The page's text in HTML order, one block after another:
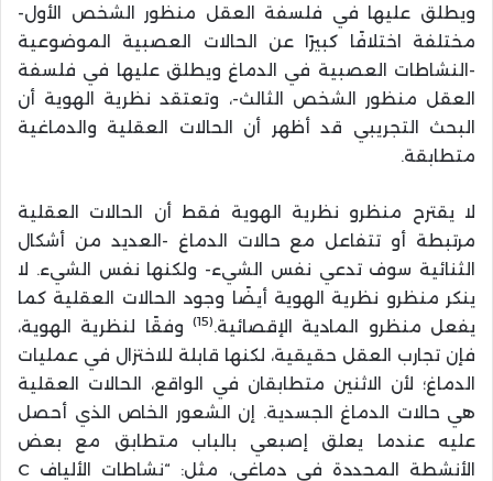
ويطلق عليها في فلسفة العقل منظور الشخص الأول-
مختلفة اختلافًا كبيرًا عن الحالات العصبية الموضوعية
-النشاطات العصبية في الدماغ ويطلق عليها في فلسفة
العقل منظور الشخص الثالث-، وتعتقد نظرية الهوية أن
البحث التجريبي قد أظهر أن الحالات العقلية والدماغية
متطابقة.
لا يقترح منظرو نظرية الهوية فقط أن الحالات العقلية
مرتبطة أو تتفاعل مع حالات الدماغ -العديد من أشكال
الثنائية سوف تدعي نفس الشيء- ولكنها نفس الشيء. لا
ينكر منظرو نظرية الهوية أيضًا وجود الحالات العقلية كما
يفعل منظرو المادية الإقصائية.(15)
وفقًا لنظرية الهوية،
فإن تجارب العقل حقيقية، لكنها قابلة للاختزال في عمليات
الدماغ؛ لأن الاثنين متطابقان في الواقع، الحالات العقلية
هي حالات الدماغ الجسدية. إن الشعور الخاص الذي أحصل
عليه عندما يعلق إصبعي بالباب متطابق مع بعض
الأنشطة المحددة في دماغي، مثل: “نشاطات الألياف C